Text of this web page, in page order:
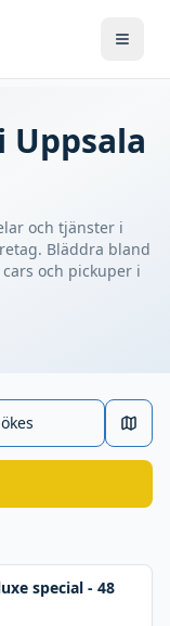
Uppsala
och tjänster i
Bläddra bland
och pickuper i
special - 48